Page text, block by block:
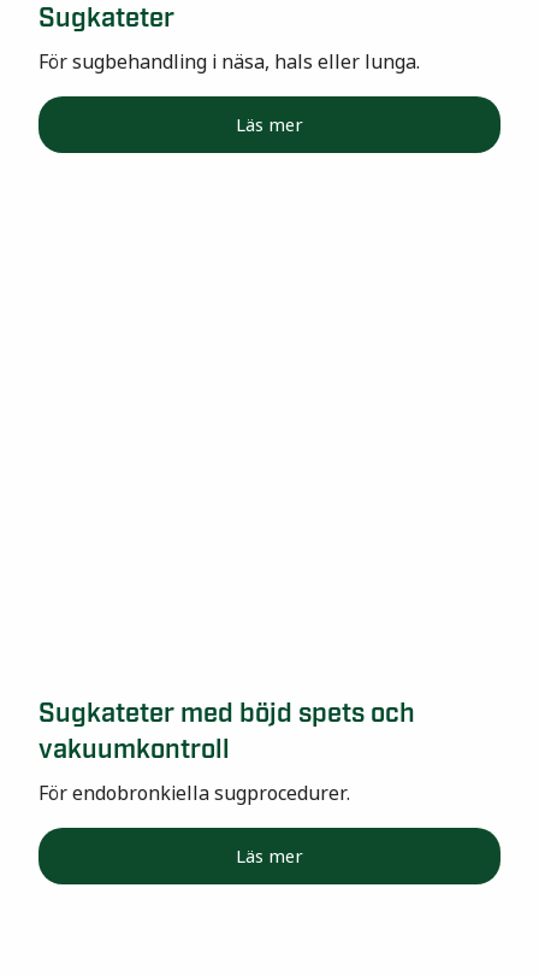
Sugkateter
För sugbehandling i näsa, hals eller lunga.
Läs mer
Sugkateter med böjd spets och
vakuumkontroll
För endobronkiella sugprocedurer.
Läs mer